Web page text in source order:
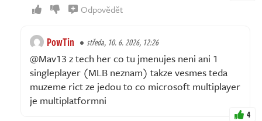
Odpovědět
PowTin středa, 10. 6. 2026, 12:26
@Mav13 z tech her co tu jmenujes neni ani 1
singleplayer (MLB neznam) takze vesmes teda
muzeme rict ze jedou to co microsoft multiplayer
je multiplatformni
4